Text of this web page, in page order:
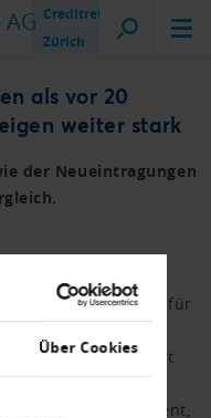
Über Cookies
Creditreform
Zürich
als vor 20
weiter stark
der Neueintragungen
im Handelsregister für
steuert
Plus von 11 Prozent,